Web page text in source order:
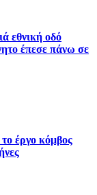
εθνική οδό
έπεσε πάνω σε
έργο κόμβος